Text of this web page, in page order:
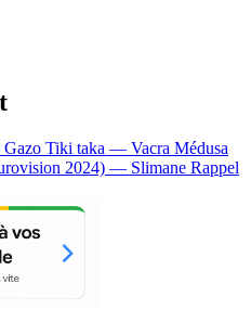
Tiki taka — Vacra Médusa
2024) — Slimane Rappel